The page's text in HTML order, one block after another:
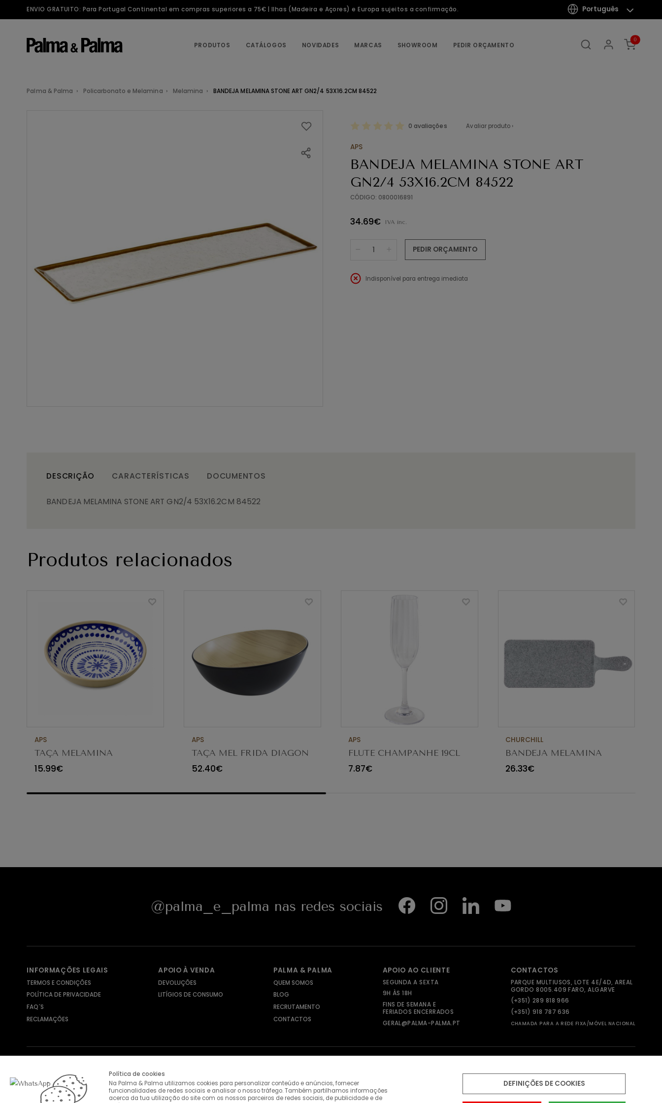
ENVIO GRATUITO: Para Portugal Continental em compras superiores a 75€ | Ilhas (Madeira e Açores) e Europa sujeitos a confirmação. Português
PRODUTOS CATÁLOGOS NOVIDADES MARCAS SHOWROOM PEDIR ORÇAMENTO
0
Palma & Palma Policarbonato e Melamina Melamina BANDEJA MELAMINA STONE ART GN2/4 53X16.2CM 84522
0 avaliações Avaliar produto ›
APS
BANDEJA MELAMINA STONE ART
GN2/4 53X16.2CM 84522
CÓDIGO: 0800016891
34.69€ IVA inc.
PEDIR ORÇAMENTO
Indisponível para entrega imediata
DESCRIÇÃO CARACTERÍSTICAS DOCUMENTOS
BANDEJA MELAMINA STONE ART GN2/4 53X16.2CM 84522
Produtos relacionados
APS
TAÇA MELAMINA
Ø19XH5CM FLORYN 85450
15.99€
APS
TAÇA MEL FRIDA DIAGON
Ø25XH8/11CM PRETO/BEGE
52.40€
APS
FLUTE CHAMPANHE 19CL
TRITAN PERFECTION 10540
7.87€
CHURCHILL
BANDEJA MELAMINA
GRANITO COM ASA
26.33€
@palma_e_palma nas redes sociais
INFORMAÇÕES LEGAIS
TERMOS E CONDIÇÕES
POLÍTICA DE PRIVACIDADE
FAQ´S
RECLAMAÇÕES
APOIO À VENDA
DEVOLUÇÕES
LITÍGIOS DE CONSUMO
PALMA & PALMA
QUEM SOMOS
BLOG
RECRUTAMENTO
CONTACTOS
APOIO AO CLIENTE
SEGUNDA A SEXTA
9H ÀS 18H
FINS DE SEMANA E
FERIADOS ENCERRADOS
GERAL@PALMA-PALMA.PT
CONTACTOS
PARQUE MULTIUSOS, LOTE 4E/4D, AREAL
GORDO 8005.409 FARO, ALGARVE
(+351) 289 818 966
(+351) 918 787 636
CHAMADA PARA A REDE FIXA/MÓVEL NACIONAL
MÉTODOS DE PAGAMENTO
Política de cookies
Na Palma & Palma utilizamos cookies para personalizar conteúdo e anúncios, fornecer
funcionalidades de redes sociais e analisar o nosso tráfego. Também partilhamos informações
acerca da tua utilização do site com os nossos parceiros de redes sociais, de publicidade e de
DEFINIÇÕES DE COOKIES